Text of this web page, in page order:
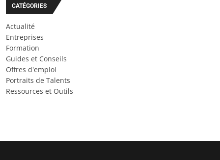
CATÉGORIES
Actualité
Entreprises
Formation
Guides et Conseils
Offres d'emploi
Portraits de Talents
Ressources et Outils